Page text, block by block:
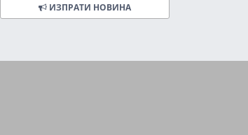
ИЗПРАТИ НОВИНА